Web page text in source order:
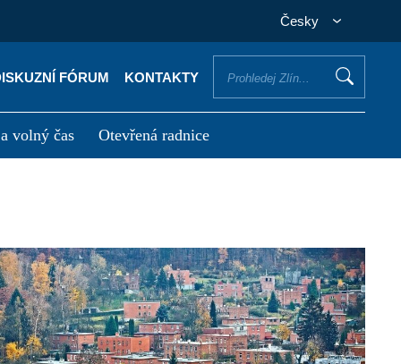
Česky
FÓRUM KONTAKTY
volný čas Otevřená radnice